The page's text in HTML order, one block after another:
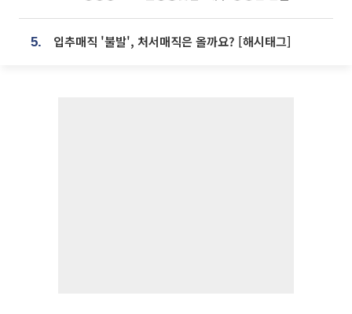
5. 입추매직 '불발', 처서매직은 올까요? [해시태그]